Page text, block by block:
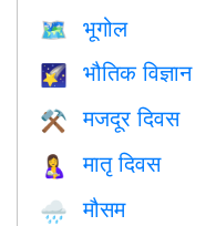
🗺 भूगोल
🌠 भौतिक विज्ञान
⚒️ मजदूर दिवस
🤱 मातृ दिवस
🌧 मौसम